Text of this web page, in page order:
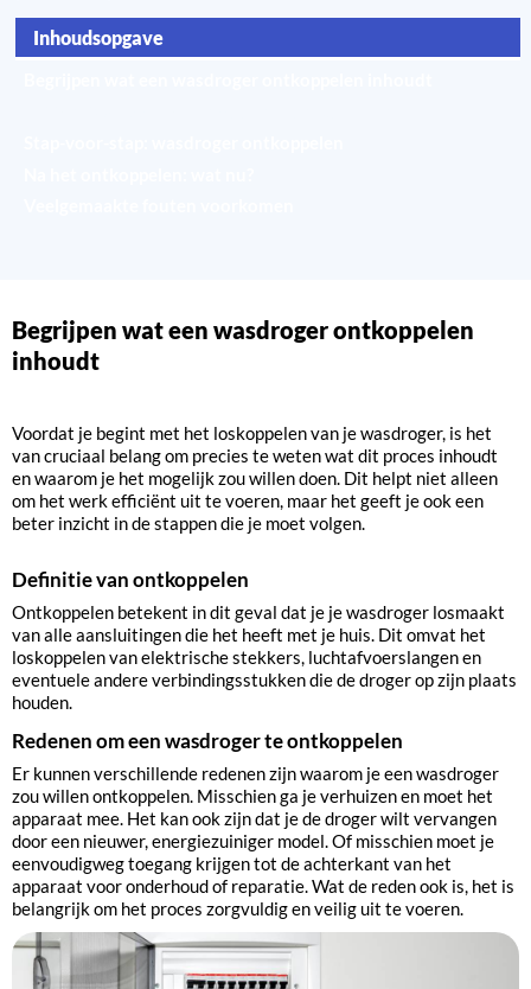
Inhoudsopgave
Begrijpen wat een wasdroger ontkoppelen
inhoudt
Voordat je begint met het loskoppelen van je wasdroger, is het
van cruciaal belang om precies te weten wat dit proces inhoudt
en waarom je het mogelijk zou willen doen. Dit helpt niet alleen
om het werk efficiënt uit te voeren, maar het geeft je ook een
beter inzicht in de stappen die je moet volgen.
Definitie van ontkoppelen
Ontkoppelen betekent in dit geval dat je je wasdroger losmaakt
van alle aansluitingen die het heeft met je huis. Dit omvat het
loskoppelen van elektrische stekkers, luchtafvoerslangen en
eventuele andere verbindingsstukken die de droger op zijn plaats
houden.
Redenen om een wasdroger te ontkoppelen
Er kunnen verschillende redenen zijn waarom je een wasdroger
zou willen ontkoppelen. Misschien ga je verhuizen en moet het
apparaat mee. Het kan ook zijn dat je de droger wilt vervangen
door een nieuwer, energiezuiniger model. Of misschien moet je
eenvoudigweg toegang krijgen tot de achterkant van het
apparaat voor onderhoud of reparatie. Wat de reden ook is, het is
belangrijk om het proces zorgvuldig en veilig uit te voeren.